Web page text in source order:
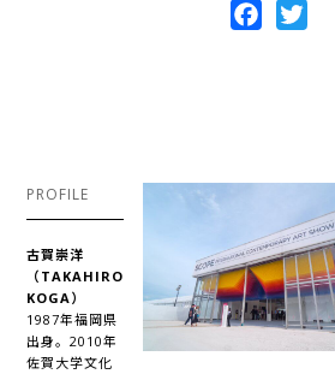
PROFILE
古賀崇洋
（TAKAHIRO
KOGA）
1987年福岡県
出身。2010年
佐賀大学文化